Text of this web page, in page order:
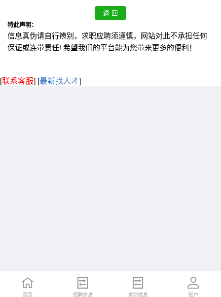
特此声明：
信息真伪请自行辨别，求职应聘须谨慎，网站对此不承担任何
保证或连带责任! 希望我们的平台能为您带来更多的便利！
[联系客服] [最新找人才]
首页 招聘信息 求职信息 账户